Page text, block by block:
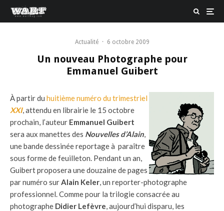
Actualité · 6 octobre 2009
Un nouveau Photographe pour
Emmanuel Guibert
À partir du huitième numéro du trimestriel
XXI, attendu en librairie le 15 octobre
prochain, l’auteur Emmanuel Guibert
sera aux manettes des Nouvelles d’Alain,
une bande dessinée reportage à paraître
sous forme de feuilleton. Pendant un an,
Guibert proposera une douzaine de pages
par numéro surAlain Keler, un reporter-photographe
professionnel. Comme pour la trilogie consacrée au
photographe Didier Lefèvre, aujourd’hui disparu, les